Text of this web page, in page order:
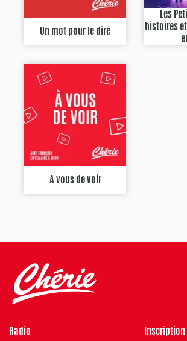
Un mot pour le dire
Les
histoires
A vous de voir
Radio Inscription